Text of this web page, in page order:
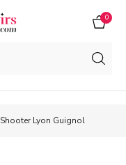
0
Shooter Lyon Guignol